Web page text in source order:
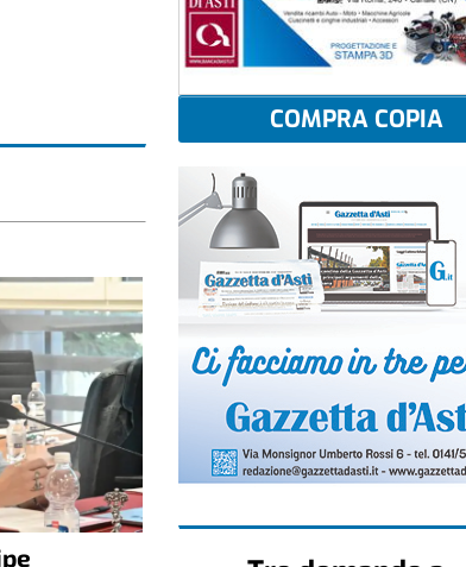
COMPRA COPIA